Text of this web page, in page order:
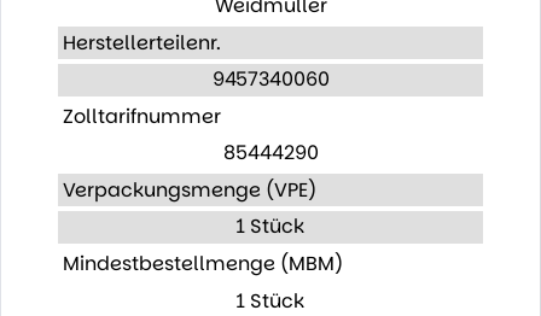
Weidmüller
Herstellerteilenr.
9457340060
Zolltarifnummer
85444290
Verpackungsmenge (VPE)
1 Stück
Mindestbestellmenge (MBM)
1 Stück